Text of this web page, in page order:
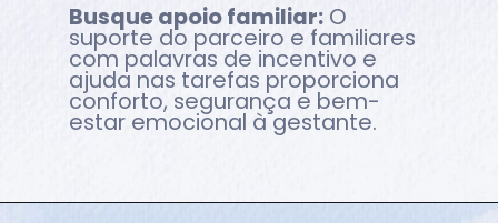
Busque apoio familiar:O
suporte do parceiro e familiares
com palavras de incentivo e
ajuda nas tarefas proporciona
conforto, segurança e bem-
estar emocional à gestante.